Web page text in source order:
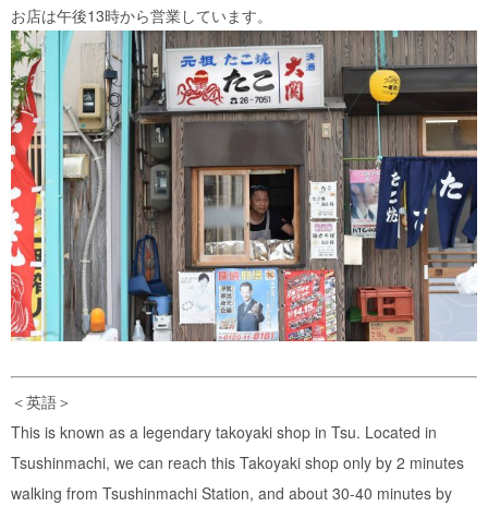
お店は午後13時から営業しています。
＜英語＞
This is known as a legendary takoyaki shop in Tsu. Located in
Tsushinmachi, we can reach this Takoyaki shop only by 2 minutes
walking from Tsushinmachi Station, and about 30-40 minutes by